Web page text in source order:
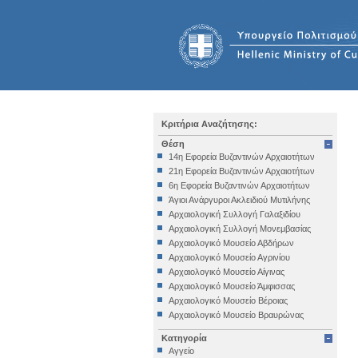
Κριτήρια Αναζήτησης:
Θέση
14η Εφορεία Βυζαντινών Αρχαιοτήτων
21η Εφορεία Βυζαντινών Αρχαιοτήτων
6η Εφορεία Βυζαντινών Αρχαιοτήτων
Άγιοι Ανάργυροι Ακλειδιού Μυτιλήνης
Αρχαιολογική Συλλογή Γαλαξιδίου
Αρχαιολογική Συλλογή Μονεμβασίας
Αρχαιολογικό Μουσείο Αβδήρων
Αρχαιολογικό Μουσείο Αγρινίου
Αρχαιολογικό Μουσείο Αίγινας
Αρχαιολογικό Μουσείο Άμφισσας
Αρχαιολογικό Μουσείο Βέροιας
Αρχαιολογικό Μουσείο Βραυρώνας
Αρχαιολογικό Μουσείο Δελφών
Αρχαιολογικό Μουσείο Ηγουμενίτσας
Κατηγορία
Αγγείο